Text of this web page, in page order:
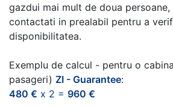
gazdui mai mult de doua persoane,
contactati in prealabil pentru a
disponibilitatea.
Exemplu de calcul - pentru o
pasageri) ZI - Guarantee:
480 € x 2 = 960 €